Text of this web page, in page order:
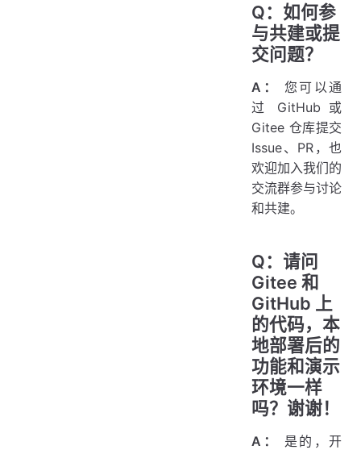
Q：如何参
与共建或提
交问题？
A：
您可以通
过 GitHub 或
Gitee 仓库提交
Issue、PR，也
欢迎加入我们的
交流群参与讨论
和共建。
Q：请问
Gitee 和
GitHub 上
的代码，本
地部署后的
功能和演示
环境一样
吗？谢谢！
A：
是的，开